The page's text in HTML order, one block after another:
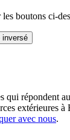
boutons ci-
inversé
répondent
extérieures
avec nous.